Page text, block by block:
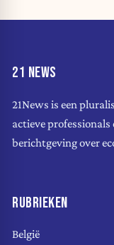
21 NEWS
21News is een
actieve
berichtgeving over
RUBRIEKEN
België